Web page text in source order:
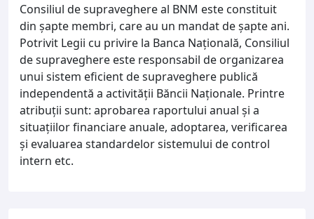
Consiliul de supraveghere al BNM este constituit
din șapte membri, care au un mandat de șapte ani.
Potrivit Legii cu privire la Banca Națională, Consiliul
de supraveghere este responsabil de organizarea
unui sistem eficient de supraveghere publică
independentă a activităţii Băncii Naţionale. Printre
atribuţii sunt: aprobarea raportului anual şi a
situaţiilor financiare anuale, adoptarea, verificarea
şi evaluarea standardelor sistemului de control
intern etc.